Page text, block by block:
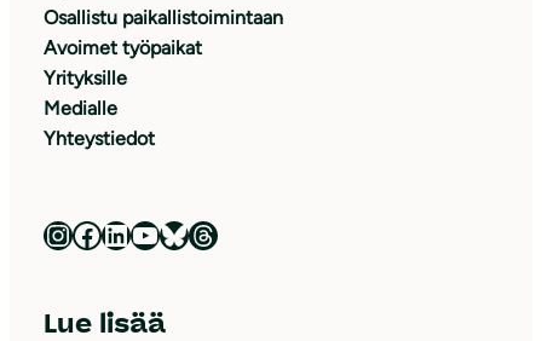
Osallistu paikallistoimintaan
Avoimet työpaikat
Yrityksille
Medialle
Yhteystiedot
Luonnonsuojeluliitto Instagramissa Luonnonsuojeluliitto Facebookissa Luonnonsuojeluliitto LinkedInissä Luonnonsuojeluliiton YouTube-kanava Luonnonsuojeluliitto Blueskyssa Luonnonsuojeluliitto Threadsissa
Lue lisää